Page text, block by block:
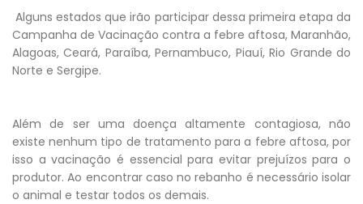
Alguns estados que irão participar dessa primeira etapa da
Campanha de Vacinação contra a febre aftosa, Maranhão,
Alagoas, Ceará, Paraíba, Pernambuco, Piauí, Rio Grande do
Norte e Sergipe.
Além de ser uma doença altamente contagiosa, não
existe nenhum tipo de tratamento para a febre aftosa, por
isso a vacinação é essencial para evitar prejuízos para o
produtor. Ao encontrar caso no rebanho é necessário isolar
o animal e testar todos os demais.